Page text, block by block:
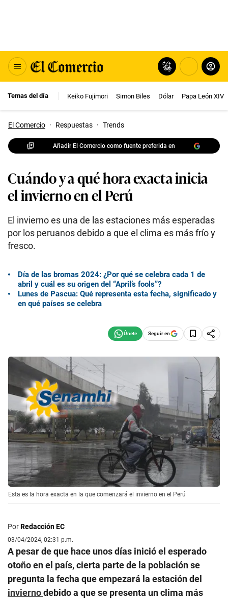
Temas del día Keiko Fujimori Simon Biles Dólar Papa León XIV
El Comercio · Respuestas · Trends
Añadir El Comercio como fuente preferida en
Cuándo y a qué hora exacta inicia
el invierno en el Perú
El invierno es una de las estaciones más esperadas
por los peruanos debido a que el clima es más frío y
fresco.
Día de las bromas 2024: ¿Por qué se celebra cada 1 de
abril y cuál es su origen del “April’s fools”?
Lunes de Pascua: Qué representa esta fecha, significado y
en qué países se celebra
Seguir en
Esta es la hora exacta en la que comenzará el invierno en el Perú
PorRedacción EC
03/04/2024, 02:31 p.m.
A pesar de que hace unos días inició el esperado
otoño en el país, cierta parte de la población se
pregunta la fecha que empezará la estación del
inviernodebido a que se presenta un clima más